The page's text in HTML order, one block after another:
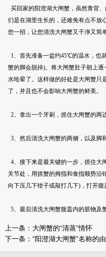
买回家的阳澄湖大闸蟹，虽然青背
们是在湖里生长的，还难免有点不放
您一招，让您清洗大闸蟹又干净又简
1、首先准备一盆约45℃的温水，也
蟹的脚会脱掉)。将大闸蟹肚子朝上
水呛晕了。这样做的好处是大闸蟹只
了，并且也不会影响大闸蟹的鲜美。
2、拿出一个牙刷，抓住大闸蟹的两
3、然后清洗大闸蟹的两侧，以及脚
4、接下来是最关键的一步，抓住大
关节处，用抓蟹的拇指和食指顺势沿
向下压几下钳子或敲打几下) ，打开
5、最后清洗大闸蟹腹盖内的脏物及
上一条： 大闸蟹的“清蒸”情怀
下一条： “阳澄湖大闸蟹”名称的